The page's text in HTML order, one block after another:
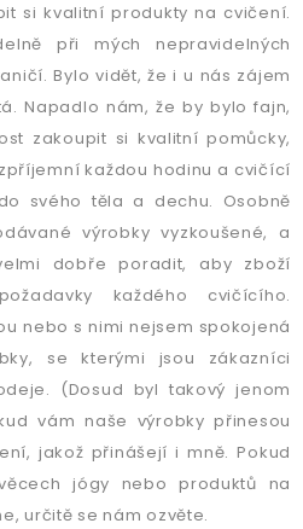
si kvalitní produkty na cvičení.
při mých nepravidelných
Bylo vidět, že i u nás zájem
Napadlo nám, že by bylo fajn,
zakoupit si kvalitní pomůcky,
každou hodinu a cvičící
svého těla a dechu. Osobně
výrobky vyzkoušené, a
dobře poradit, aby zboží
každého cvičícího.
nebo s nimi nejsem spokojená
se kterými jsou zákazníci
(Dosud byl takový jenom
vám naše výrobky přinesou
jakož přinášejí i mně. Pokud
jógy nebo produktů na
určitě se nám ozvěte.